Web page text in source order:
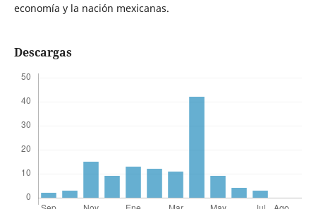
economía y la nación mexicanas.
Descargas